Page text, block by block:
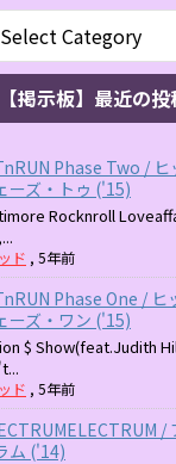
【掲示板】最近の
Phase Two / ヒ
ーズ・トゥ ('15)
Rocknroll
ド , 5年前
Phase One / ヒ
ーズ・ワン ('15)
$ Show(feat.Judith
ド , 5年前
/
ム ('14)